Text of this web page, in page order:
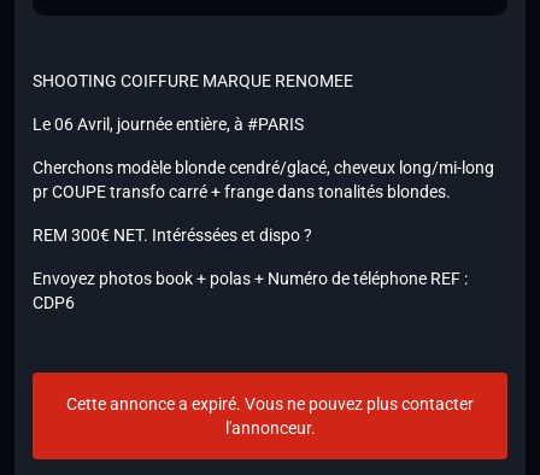
SHOOTING COIFFURE MARQUE RENOMEE
Le 06 Avril, journée entière, à #PARIS
Cherchons modèle blonde cendré/glacé, cheveux long/mi-long
pr COUPE transfo carré + frange dans tonalités blondes.
REM 300€ NET. Intéréssées et dispo ?
Envoyez photos book + polas + Numéro de téléphone REF :
CDP6
Cette annonce a expiré. Vous ne pouvez plus contacter
l'annonceur.